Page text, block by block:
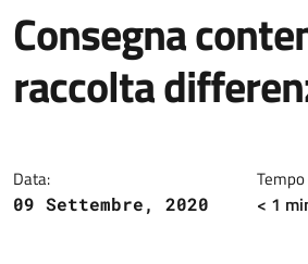
Consegna
raccolta
Data:
09 Settembre, 2020 < 1